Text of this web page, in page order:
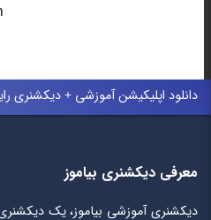
دانلود اپلیکیشن آموزشی + دیکشنری
معرفی دیکشنری بیاموز
دیکشنری آموزشی بیاموز، یک